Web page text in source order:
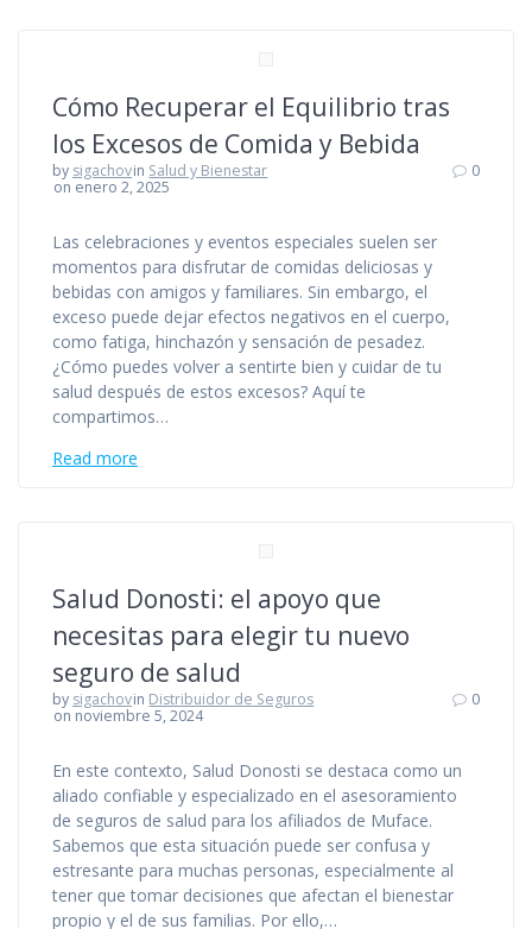
Cómo Recuperar el Equilibrio tras
los Excesos de Comida y Bebida
by sigachovin Salud y Bienestar
on enero 2, 2025
0
Las celebraciones y eventos especiales suelen ser
momentos para disfrutar de comidas deliciosas y
bebidas con amigos y familiares. Sin embargo, el
exceso puede dejar efectos negativos en el cuerpo,
como fatiga, hinchazón y sensación de pesadez.
¿Cómo puedes volver a sentirte bien y cuidar de tu
salud después de estos excesos? Aquí te
compartimos…
Read more
Salud Donosti: el apoyo que
necesitas para elegir tu nuevo
seguro de salud
by sigachovin Distribuidor de Seguros
on noviembre 5, 2024
0
En este contexto, Salud Donosti se destaca como un
aliado confiable y especializado en el asesoramiento
de seguros de salud para los afiliados de Muface.
Sabemos que esta situación puede ser confusa y
estresante para muchas personas, especialmente al
tener que tomar decisiones que afectan el bienestar
propio y el de sus familias. Por ello,…